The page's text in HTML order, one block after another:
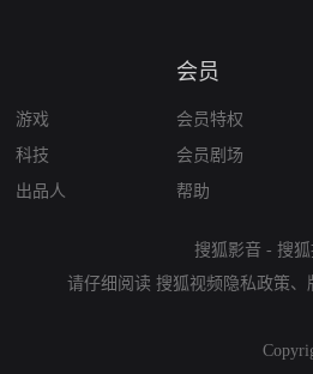
游戏
科技
出品人
会员
会员特权
会员剧场
帮助
搜狐影音 - 搜
请仔细阅读 搜狐视频隐私政策、